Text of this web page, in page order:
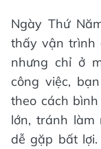
Ngày Thứ
thấy vận trình
nhưng chỉ ở
công việc,
theo cách
lớn, tránh làm
dễ gặp bất